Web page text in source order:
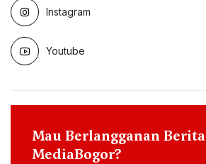
Instagram
Youtube
Mau Berlangganan Berita
MediaBogor?